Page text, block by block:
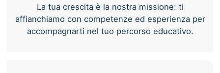
La tua crescita è la nostra missione: ti
affianchiamo con competenze ed esperienza per
accompagnarti nel tuo percorso educativo.